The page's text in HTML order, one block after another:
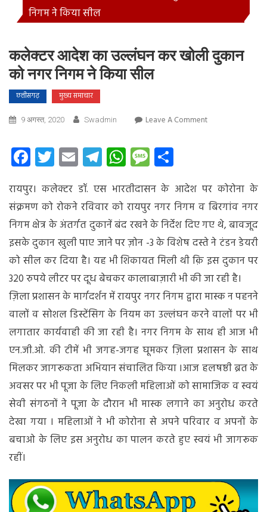
निगम ने किया सील
कलेक्टर आदेश का उल्लंघन कर खोली दुकान
को नगर निगम ने किया सील
छत्तीसगढ़ मुख्य समाचार
9 अगस्त, 2020 Swadmin Leave A CommentOn
कर
खोली
को
नगर
निगम
किया
सील
Facebook
Twitter
EmailTelegram
WhatsApp
Message
रायपुर। कलेक्टर डॉ. एस भारतीदासन के आदेश पर कोरोना के
संक्रमण को रोकने रविवार को रायपुर नगर निगम व बिरगांव नगर
निगम क्षेत्र के अंतर्गत दुकानें बंद रखने के निर्देश दिए गए थे, बावजूद
इसके दुकान खुली पाए जाने परज़ोन -3 के विशेष दस्ते ने टंडन डेयरी
को सील कर दिया है। यह भी शिकायत मिली थी क़ि इस दुकान पर
320 रुपये लीटर पर दूध बेचकर कालाबाज़ारी भी की जा रही है।
ज़िला प्रशासन के मार्गदर्शन में रायपुर नगर निगम द्वारा मास्क न पहनने
वालों व सोशल डिस्टेंसिग के नियम का उल्लंघन करने वालों पर भी
लगातार कार्यवाही की जा रही है। नगर निगम के साथ ही आज भी
एन.जी.ओ. की टीमें भी जगह-जगह घूमकर ज़िला प्रशासन के साथ
मिलकर जागरूकता अभियान संचालित किया ।आज हलषष्ठी ब्रत के
अवसर पर भी पूजा के लिए निकली महिलाओं को सामाजिक व स्वयं
सेवी संगठनों ने पूजा के दौरान भी मास्क लगाने का अनुरोध करते
देखा गया । महिलाओं ने भी कोरोना से अपने परिवार व अपनों के
बचाओ के लिए इस अनुरोध का पालन करते हुए स्वयं भी जागरूक
रहीं।